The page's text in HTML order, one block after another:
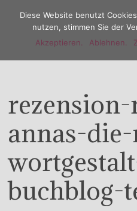
annas-
buchblog-
Diese Website benutzt
nutzen, stimmen Sie der
Akzeptieren.
Ablehnen.